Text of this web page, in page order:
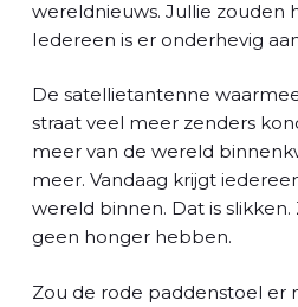
wereldnieuws. Jullie zouden
Iedereen is er onderhevig
De satellietantenne
straat veel meer zenders
meer van de wereld
meer. Vandaag krijgt
wereld binnen. Dat is
geen honger hebben.
Zou de rode paddenstoel er